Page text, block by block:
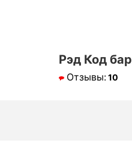
Рэд Код бар
Отзывы:10